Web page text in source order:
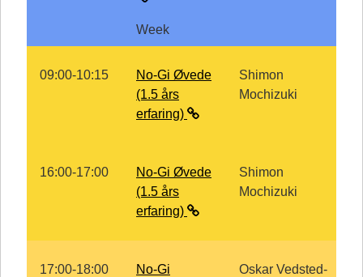
Week
09:00-10:15
No-Gi Øvede
(1.5 års
erfaring)
Shimon
Mochizuki
16:00-17:00
No-Gi Øvede
(1.5 års
erfaring)
Shimon
Mochizuki
17:00-18:00
No-Gi
Oskar Vedsted-